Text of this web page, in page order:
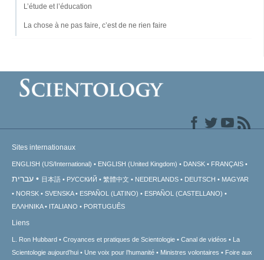
L’étude et l’éducation
La chose à ne pas faire, c’est de ne rien faire
Sites internationaux
ENGLISH (US/International) ENGLISH (United Kingdom) DANSK FRANÇAIS
עברית 日本語 РУССКИЙ 繁體中文 NEDERLANDS DEUTSCH
MAGYAR
NORSK
SVENSKA ESPAÑOL (LATINO)
ESPAÑOL (CASTELLANO)
ΕΛΛΗΝΙΚA
ITALIANO PORTUGUÊS
Liens
L. Ron Hubbard Croyances et pratiques de Scientologie Canal de vidéos
La
Scientologie aujourd’hui
Une voix pour l’humanité Ministres volontaires Foire aux